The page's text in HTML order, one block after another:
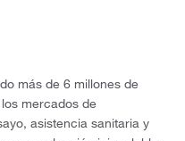
más de 6 millones de
mercados de
asistencia sanitaria y